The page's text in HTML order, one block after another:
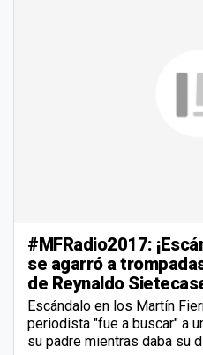
#MFRadio2017:
se agarró a
de Reynaldo
Escándalo en los Martín
periodista "fue a buscar" a
su padre mientras daba su